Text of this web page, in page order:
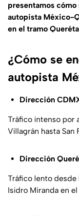
presentamos
autopista México-
en el tramo
¿Cómo se
autopista
Dirección
Tráfico intenso por
Villagrán hasta San
Dirección
Tráfico lento desde
Isidro Miranda en